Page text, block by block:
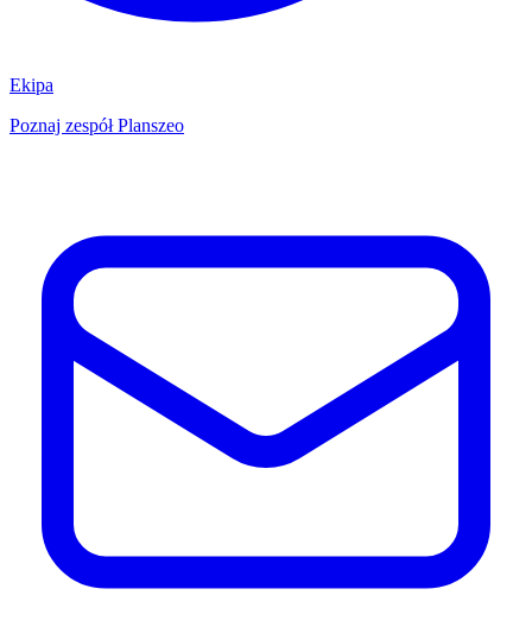
Ekipa
Poznaj zespół Planszeo